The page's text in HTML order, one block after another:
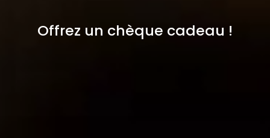
Offrez un chèque cadeau !